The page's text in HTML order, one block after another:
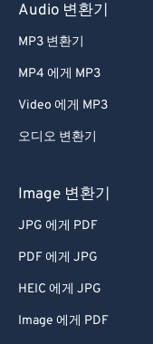
Audio 변환기
MP3 변환기
MP4 에게 MP3
Video 에게 MP3
오디오 변환기
Image 변환기
JPG 에게 PDF
PDF 에게 JPG
HEIC 에게 JPG
Image 에게 PDF